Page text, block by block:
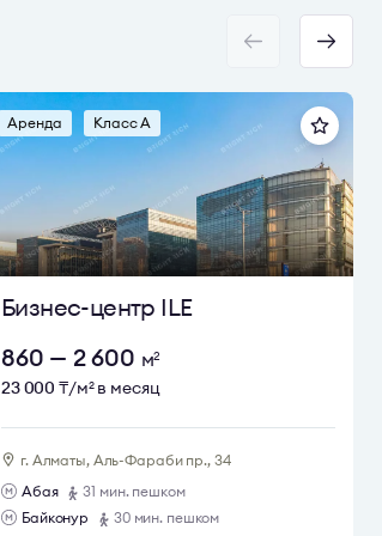
Аренда Класс A
Бизнес-центр ILE
860 — 2 600 м2
23 000₸/м2в месяц
г. Алматы, Аль-Фараби пр., 34
Абая
31 мин. пешком
Байконур
30 мин. пешком